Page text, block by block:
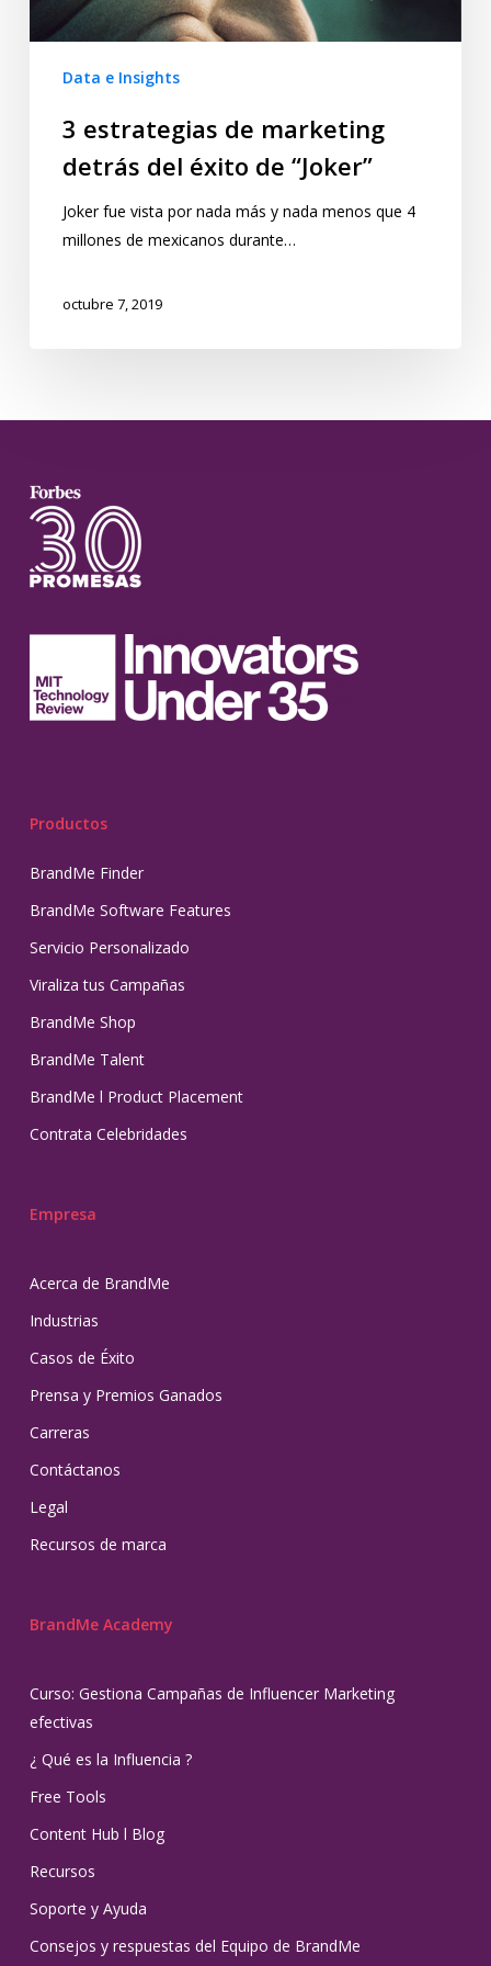
Data e Insights
3 estrategias de marketing
detrás del éxito de “Joker”
Joker fue vista por nada más y nada menos que 4
millones de mexicanos durante…
octubre 7, 2019
Productos
BrandMe Finder
BrandMe Software Features
Servicio Personalizado
Viraliza tus Campañas
BrandMe Shop
BrandMe Talent
BrandMe l Product Placement
Contrata Celebridades
Empresa
Acerca de BrandMe
Industrias
Casos de Éxito
Prensa y Premios Ganados
Carreras
Contáctanos
Legal
Recursos de marca
BrandMe Academy
Curso: Gestiona Campañas de Influencer Marketing
efectivas
¿ Qué es la Influencia ?
Free Tools
Content Hub l Blog
Recursos
Soporte y Ayuda
Consejos y respuestas del Equipo de BrandMe